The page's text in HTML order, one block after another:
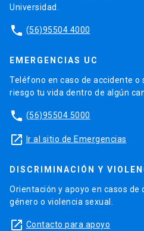
Universidad.
phone (56)95504 4000
EMERGENCIAS UC
Teléfono en caso de accidente o
riesgo tu vida dentro de algún
phone (56)95504 5000
launch Ir al sitio de Emergencias
DISCRIMINACIÓN Y
Orientación y apoyo en casos de
género o violencia sexual.
launch Contacto para apoyo